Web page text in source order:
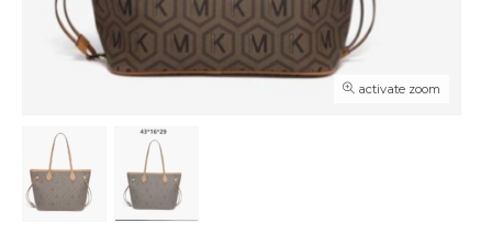
activate zoom